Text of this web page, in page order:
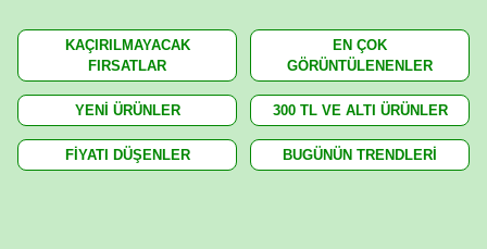
KAÇIRILMAYACAK
FIRSATLAR
EN ÇOK
GÖRÜNTÜLENENLER
YENİ ÜRÜNLER 300 TL VE ALTI ÜRÜNLER
FİYATI DÜŞENLER BUGÜNÜN TRENDLERİ